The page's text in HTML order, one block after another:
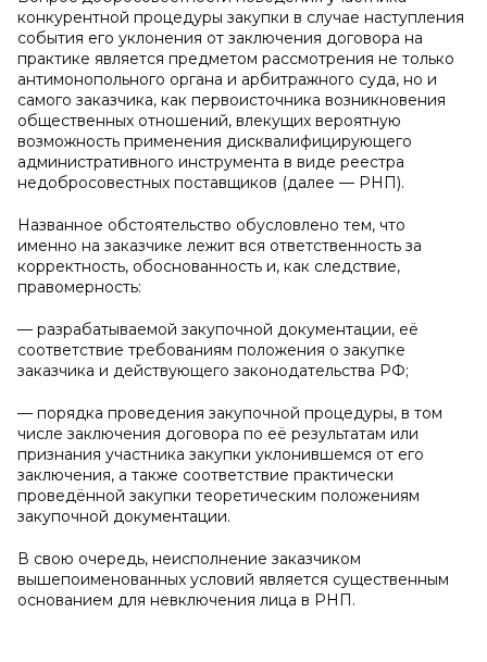
конкурентной процедуры закупки в случае наступления
события его уклонения от заключения договора на
практике является предметом рассмотрения не только
антимонопольного органа и арбитражного суда, но и
самого заказчика, как первоисточника возникновения
общественных отношений, влекущих вероятную
возможность применения дисквалифицирующего
административного инструмента в виде реестра
недобросовестных поставщиков (далее — РНП).
Названное обстоятельство обусловлено тем, что
именно на заказчике лежит вся ответственность за
корректность, обоснованность и, как следствие,
правомерность:
— разрабатываемой закупочной документации, её
соответствие требованиям положения о закупке
заказчика и действующего законодательства РФ;
— порядка проведения закупочной процедуры, в том
числе заключения договора по её результатам или
признания участника закупки уклонившемся от его
заключения, а также соответствие практически
проведённой закупки теоретическим положениям
закупочной документации.
В свою очередь, неисполнение заказчиком
вышепоименованных условий является существенным
основанием для невключения лица в РНП.